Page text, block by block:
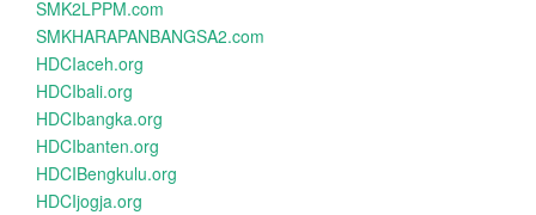
SMK2LPPM.com
SMKHARAPANBANGSA2.com
HDCIaceh.org
HDCIbali.org
HDCIbangka.org
HDCIbanten.org
HDCIBengkulu.org
HDCIjogja.org